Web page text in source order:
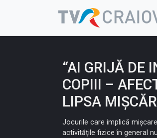
“AI GRIJĂ DE
COPIII –
LIPSA
Jocurile care implică
activitățile fizice în general